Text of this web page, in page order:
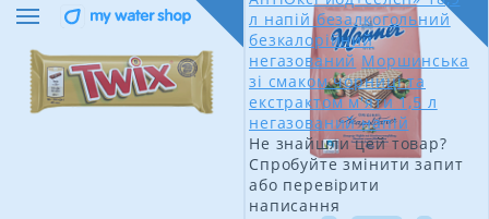
л напій безалкогольний
безкалорійний
негазований Моршинська
зі смаком чорниці та
екстрактом м'яти 1,5 л
негазований напій
Не знайшли цей товар?
Спробуйте змінити запит
або перевірити
написання